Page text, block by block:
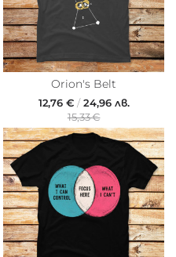
Orion's Belt
12,76 €/24,96 лв.
15,33 €